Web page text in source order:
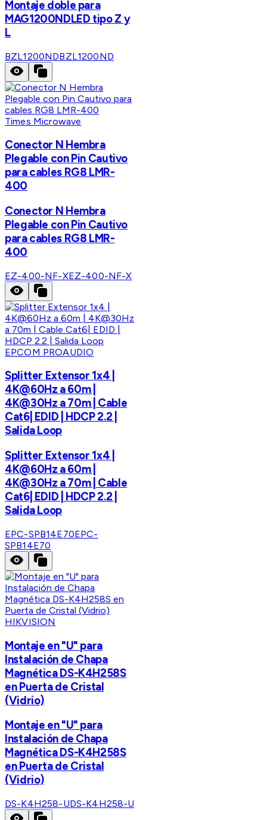
Montaje doble para
MAG1200NDLED tipo Z y
L
BZL1200NDBZL1200ND
Times Microwave
Conector N Hembra
Plegable con Pin Cautivo
para cables RG8 LMR-
400
Conector N Hembra
Plegable con Pin Cautivo
para cables RG8 LMR-
400
EZ-400-NF-XEZ-400-NF-X
EPCOM PROAUDIO
Splitter Extensor 1x4 |
4K@60Hz a 60m |
4K@30Hz a 70m | Cable
Cat6| EDID | HDCP 2.2 |
Salida Loop
Splitter Extensor 1x4 |
4K@60Hz a 60m |
4K@30Hz a 70m | Cable
Cat6| EDID | HDCP 2.2 |
Salida Loop
EPC-SPB14E70EPC-
SPB14E70
HIKVISION
Montaje en "U" para
Instalación de Chapa
Magnética DS-K4H258S
en Puerta de Cristal
(Vidrio)
Montaje en "U" para
Instalación de Chapa
Magnética DS-K4H258S
en Puerta de Cristal
(Vidrio)
DS-K4H258-UDS-K4H258-U